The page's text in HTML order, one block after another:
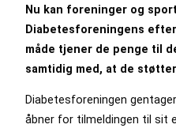
Nu kan foreninger og
Diabetesforeningens
måde tjener de penge til
samtidig med, at de
Diabetesforeningen
åbner for tilmeldingen til sit